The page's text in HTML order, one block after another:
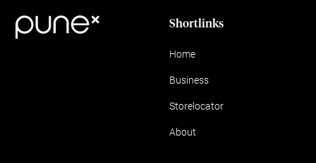
Shortlinks
Home
Business
Storelocator
About